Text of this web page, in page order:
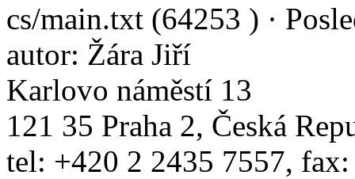
cs/main.txt (64253 ) ·
autor: Žára Jiří
Karlovo náměstí 13
121 35 Praha 2, Česká
tel: +420 2 2435 7557,